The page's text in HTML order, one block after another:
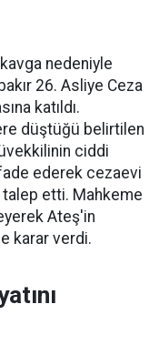
nedeniyle
26. Asliye Ceza
katıldı.
düştüğü belirtilen
ciddi
ederek cezaevi
etti. Mahkeme
Ateş'in
karar verdi.